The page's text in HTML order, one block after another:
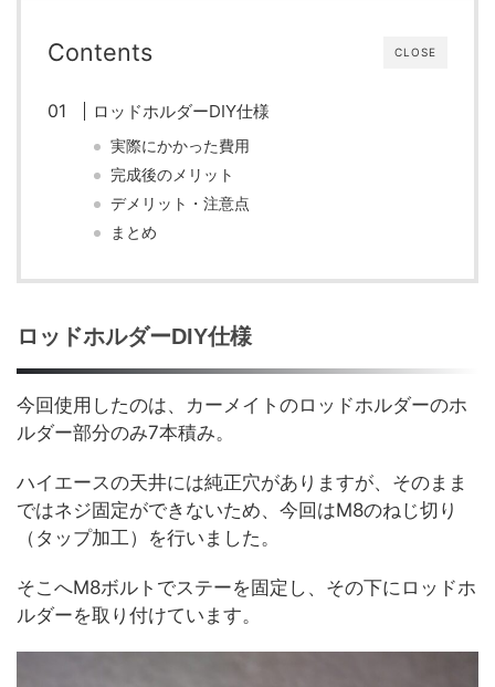
CLOSE
Contents
ロッドホルダーDIY仕様
実際にかかった費用
完成後のメリット
デメリット・注意点
まとめ
ロッドホルダーDIY仕様
今回使用したのは、カーメイトのロッドホルダーのホ
ルダー部分のみ7本積み。
ハイエースの天井には純正穴がありますが、そのまま
ではネジ固定ができないため、今回はM8のねじ切り
（タップ加工）を行いました。
そこへM8ボルトでステーを固定し、その下にロッドホ
ルダーを取り付けています。